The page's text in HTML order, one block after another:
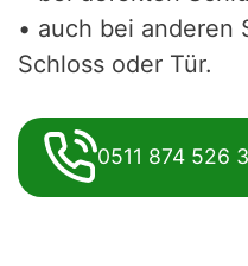
• auch bei anderen
Schloss oder Tür.
0511 874 526